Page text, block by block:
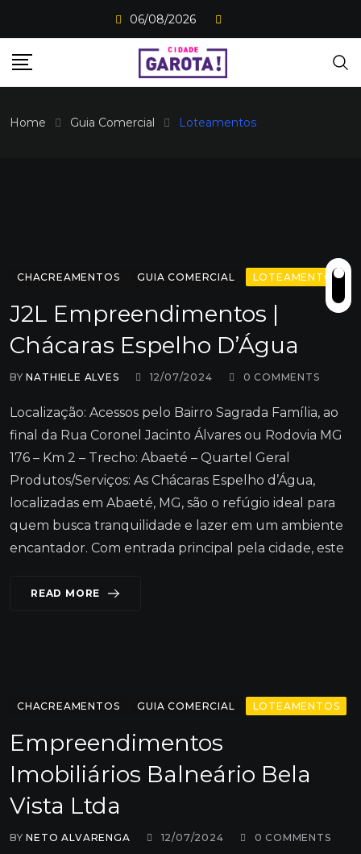
content
06/08/2026
Home Guia Comercial Loteamentos
CHACREAMENTOS GUIA COMERCIAL LOTEAMENTOS
J2L Empreendimentos |
Chácaras Espelho D’Água
BYNATHIELE ALVES 12/07/2024 0 COMMENTS
Localização: Acessos pelo Bairro Sagrada Família, ao
final da Rua Coronel Jacinto Álvares ou Rodovia MG
176 – Km 2 – Trecho: Abaeté – Quartel Geral
Produtos/Serviços: As Chácaras Espelho d’Água,
localizadas em Abaeté, MG, são o refúgio ideal para
quem busca tranquilidade e lazer em um ambiente
encantador. Com entrada principal pela cidade, este
READ MORE
CHACREAMENTOS GUIA COMERCIAL LOTEAMENTOS
Empreendimentos
Imobiliários Balneário Bela
Vista Ltda
BYNETO ALVARENGA 12/07/2024 0 COMMENTS